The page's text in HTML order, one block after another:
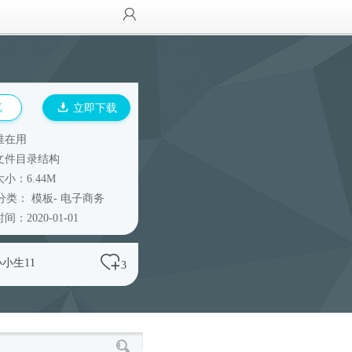
立即下载
在用
件目录结构
小：6.44M
类： 模板- 电子商务
间：2020-01-01
生11 3